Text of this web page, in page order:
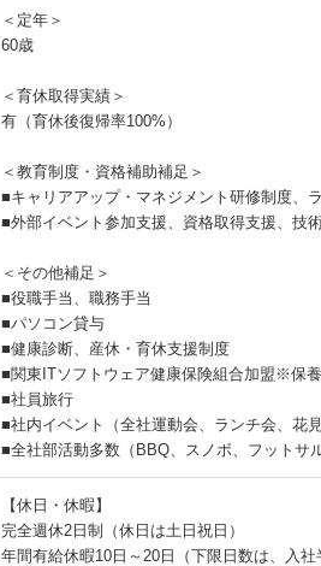
＜定年＞
60歳
＜育休取得実績＞
有（育休後復帰率100%）
＜教育制度・資格補助補足＞
■キャリアアップ・マネジメント研修制度、
■外部イベント参加支援、資格取得支援、技
＜その他補足＞
■役職手当、職務手当
■パソコン貸与
■健康診断、産休・育休支援制度
■関東ITソフトウェア健康保険組合加盟※保
■社員旅行
■社内イベント（全社運動会、ランチ会、花見
■全社部活動多数（BBQ、スノボ、フットサ
【休日・休暇】
完全週休2日制（休日は土日祝日）
年間有給休暇10日～20日（下限日数は、入社